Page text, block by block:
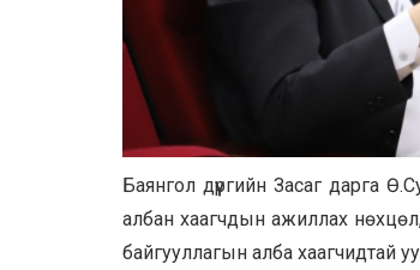
Баянгол дүүргийн Засаг дарга
албан хаагчдын ажиллах
байгууллагын алба хаагчидтай